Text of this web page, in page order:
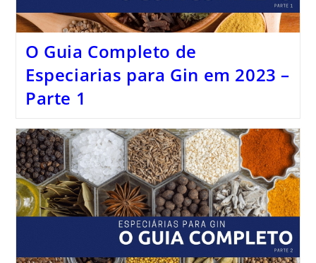
O Guia Completo de
Especiarias para Gin em 2023 –
Parte 1